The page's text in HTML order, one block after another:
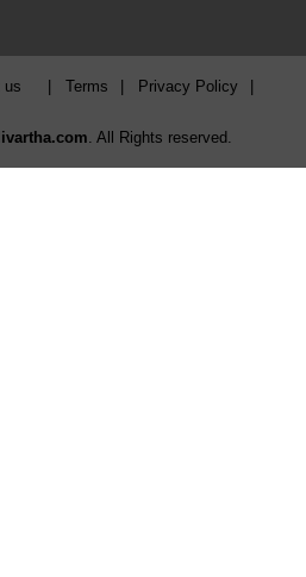
us Terms Privacy Policy
. All Rights reserved.